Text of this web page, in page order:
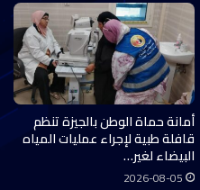
أمانة حماة الوطن بالجيزة تنظم
قافلة طبية لإجراء عمليات المياه
البيضاء لغير…
2026-08-05